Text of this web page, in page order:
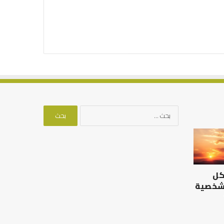
الرصيد
التربوي
والطفولة
المبكرة
..
كيف
شخصية
البحث